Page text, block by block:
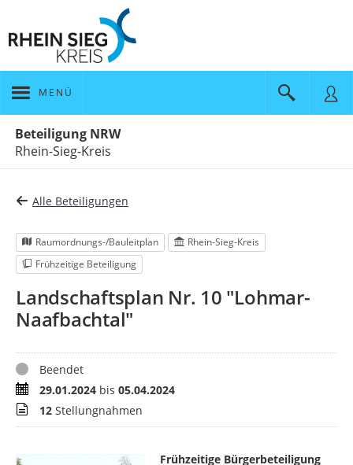
MENÜ
Beteiligung NRW
Rhein-Sieg-Kreis
Alle Beteiligungen
Raumordnungs-/Bauleitplan
Rhein-Sieg-Kreis
Frühzeitige Beteiligung
Landschaftsplan Nr. 10 "Lohmar-
Naafbachtal"
StatusBeendet
Zeitraum29.01.2024 bis 05.04.2024
Stellungnahmen
12 Stellungnahmen
Frühzeitige Bürgerbeteiligung